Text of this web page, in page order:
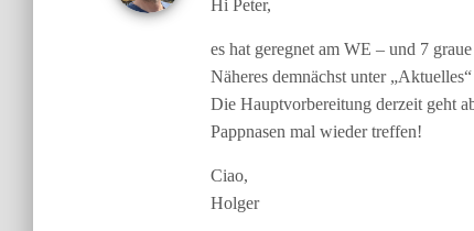
Hi Peter,
es hat geregnet am WE – und 7
Näheres demnächst unter
Die Hauptvorbereitung derzeit geht
Pappnasen mal wieder treffen!
Ciao,
Holger